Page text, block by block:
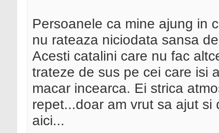
Persoanele ca mine ajung in
nu rateaza niciodata sansa
Acesti catalini care nu fac
trateze de sus pe cei care isi
macar incearca. Ei strica
repet...doar am vrut sa ajut
aici...